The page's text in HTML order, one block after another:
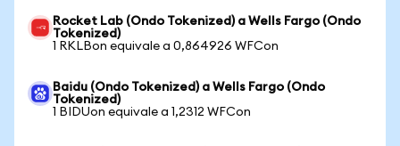
Rocket Lab (Ondo Tokenized) a Wells Fargo (Ondo
Tokenized)
1 RKLBon equivale a 0,864926 WFCon
Baidu (Ondo Tokenized) a Wells Fargo (Ondo
Tokenized)
1 BIDUon equivale a 1,2312 WFCon